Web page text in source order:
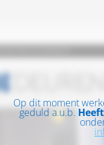
Op dit moment
geduld a.u.b.